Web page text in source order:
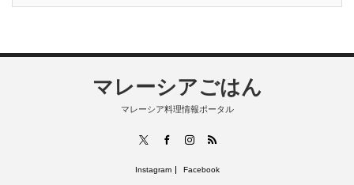
マレーシアごはん
マレーシア料理情報ポータル
FacebookInstagram
RSS
Instagram Facebook